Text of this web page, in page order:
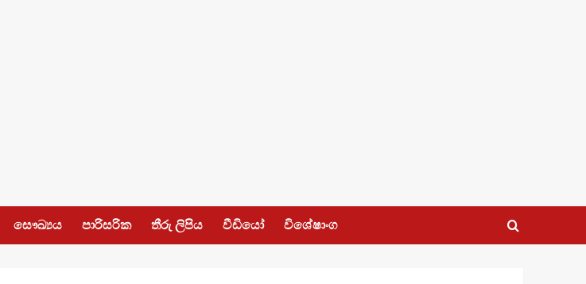
සෞඛ්‍යය පාරිසරික තීරු ලිපිය වීඩියෝ විශේෂාංග